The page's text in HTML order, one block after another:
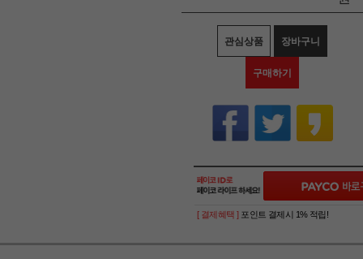
관심상품 장바구니
구매하기
[ 결제혜택 ] 포인트 결제시 1% 적립!